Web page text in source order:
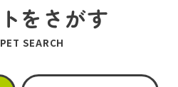
をさがす
PET SEARCH